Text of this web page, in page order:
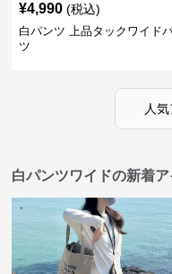
¥4,990 (税込)
白パンツ 上品タックワイド
ツ
人
白パンツワイドの新着